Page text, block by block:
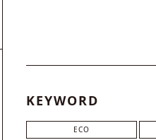
KEYWORD
ECO